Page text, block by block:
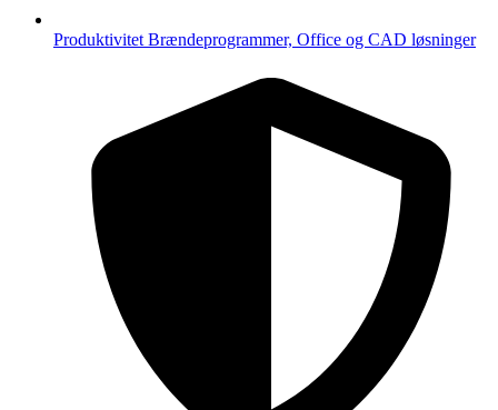
Produktivitet Brændeprogrammer, Office og CAD løsninger